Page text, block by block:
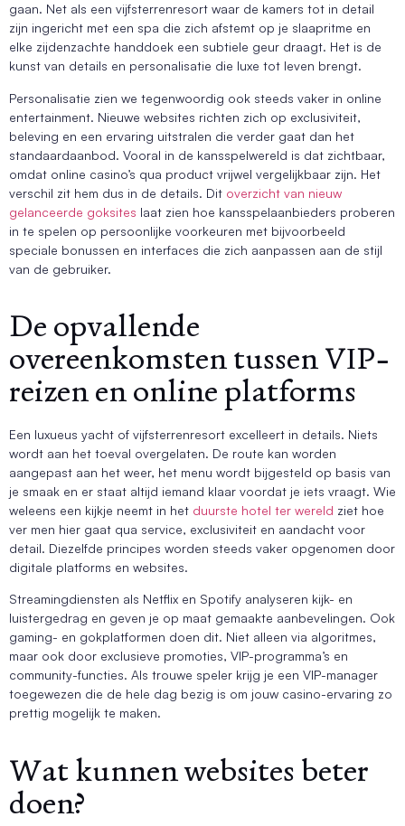
gaan. Net als een vijfsterrenresort waar de kamers tot in detail
zijn ingericht met een spa die zich afstemt op je slaapritme en
elke zijdenzachte handdoek een subtiele geur draagt. Het is de
kunst van details en personalisatie die luxe tot leven brengt.
Personalisatie zien we tegenwoordig ook steeds vaker in online
entertainment. Nieuwe websites richten zich op exclusiviteit,
beleving en een ervaring uitstralen die verder gaat dan het
standaardaanbod. Vooral in de kansspelwereld is dat zichtbaar,
omdat online casino’s qua product vrijwel vergelijkbaar zijn. Het
verschil zit hem dus in de details. Dit overzicht van nieuw
gelanceerde goksites laat zien hoe kansspelaanbieders proberen
in te spelen op persoonlijke voorkeuren met bijvoorbeeld
speciale bonussen en interfaces die zich aanpassen aan de stijl
van de gebruiker.
De opvallende
overeenkomsten tussen VIP-
reizen en online platforms
Een luxueus yacht of vijfsterrenresort excelleert in details. Niets
wordt aan het toeval overgelaten. De route kan worden
aangepast aan het weer, het menu wordt bijgesteld op basis van
je smaak en er staat altijd iemand klaar voordat je iets vraagt. Wie
weleens een kijkje neemt in het duurste hotel ter wereld ziet hoe
ver men hier gaat qua service, exclusiviteit en aandacht voor
detail. Diezelfde principes worden steeds vaker opgenomen door
digitale platforms en websites.
Streamingdiensten als Netflix en Spotify analyseren kijk- en
luistergedrag en geven je op maat gemaakte aanbevelingen. Ook
gaming- en gokplatformen doen dit. Niet alleen via algoritmes,
maar ook door exclusieve promoties, VIP-programma’s en
community-functies. Als trouwe speler krijg je een VIP-manager
toegewezen die de hele dag bezig is om jouw casino-ervaring zo
prettig mogelijk te maken.
Wat kunnen websites beter
doen?